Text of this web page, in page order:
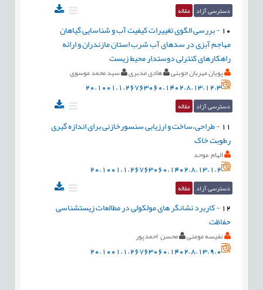
دسترسی آزاد مقاله
10
-بررسی الگوی تغییرات کیفیت آب و شناسایی گیاهان
مهاجم آبزی در سدهای آب شرب استان مازندران و ارائه
راهکارهای کنترلی دوستدار محیط زیست
پویان مهربان جوبنی هادی مدبری سید محمد موسوی
20.1001.1.26763060.1402.8.13.12.3
دسترسی آزاد مقاله
11
-طراحی،ساخت و ارزیابی سنسورخازنی برای اندازه گیری
رطوبت خاک
الهام موحد
20.1001.1.26763060.1402.8.13.1.2
دسترسی آزاد مقاله
12
-
کاربرد نشانگر های مولکولی در مطالعات زیست‎شناسی
حفاظت
نفیسه مومنی محسن احمدپور
20.1001.1.26763060.1402.8.13.9.0